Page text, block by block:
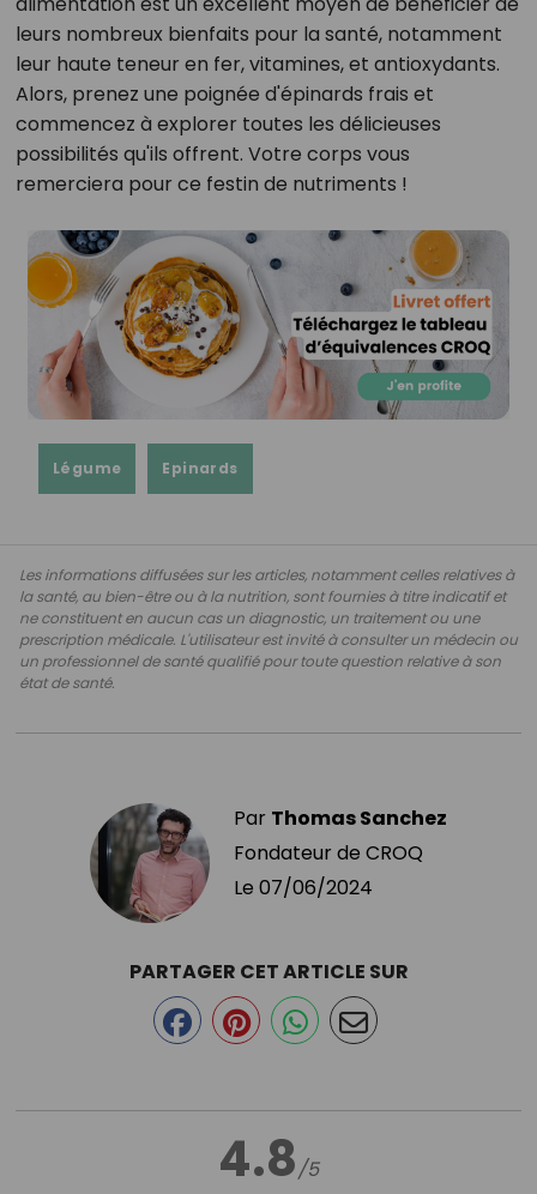
leurs nombreux bienfaits pour la santé, notamment
leur haute teneur en fer, vitamines, et antioxydants.
Alors, prenez une poignée d'épinards frais et
commencez à explorer toutes les délicieuses
possibilités qu'ils offrent. Votre corps vous
remerciera pour ce festin de nutriments !
Légume Epinards
Les informations diffusées sur les articles, notamment celles relatives à
la santé, au bien-être ou à la nutrition, sont fournies à titre indicatif et
ne constituent en aucun cas un diagnostic, un traitement ou une
prescription médicale. L'utilisateur est invité à consulter un médecin ou
un professionnel de santé qualifié pour toute question relative à son
état de santé.
Par Thomas Sanchez
Fondateur de CROQ
Le 07/06/2024
4.8/5
PARTAGER CET ARTICLE SUR